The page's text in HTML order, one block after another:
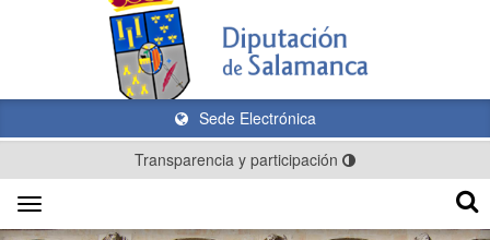
Sede Electrónica
Transparencia y participación
Toggle
navigation